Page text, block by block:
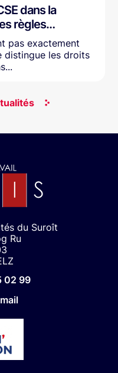
dans la
règles…
pas exactement
distingue les droits
du Suroît
Ru
02 99